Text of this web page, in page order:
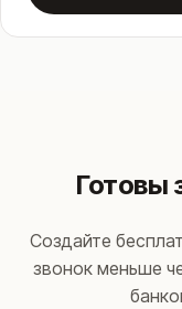
Готовы
Создайте
звонок меньше